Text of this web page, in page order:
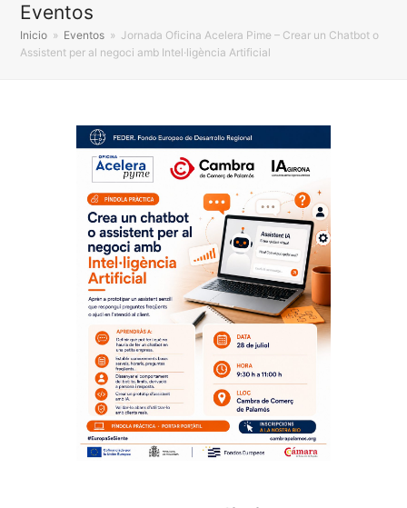
Eventos
Inicio » Eventos » Jornada Oficina Acelera Pime – Crear un Chatbot o
Assistent per al negoci amb Intel·ligència Artificial